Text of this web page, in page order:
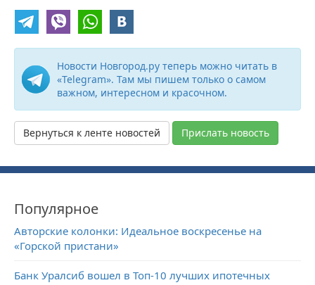
Новости Новгород.ру теперь можно читать в
«Telegram». Там мы пишем только о самом
важном, интересном и красочном.
Вернуться к ленте новостей Прислать новость
Популярное
Авторские колонки: Идеальное воскресенье на
«Горской пристани»
Банк Уралсиб вошел в Топ-10 лучших ипотечных